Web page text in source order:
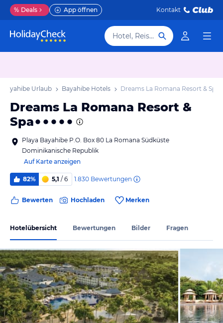
% Deals App öffnen Kontakt
Hotel, Reiseziel
Bayahibe Urlaub Bayahibe Hotels Dreams La Romana Resort & Spa
Dreams La Romana Resort &
Spa
Playa Bayahibe P.O. Box 80 La Romana Südküste
Dominikanische Republik
Auf Karte anzeigen
82% 5,1 / 6 1.830 Bewertungen
Bewerten Hochladen Merken
Hotelübersicht Bewertungen Bilder Fragen